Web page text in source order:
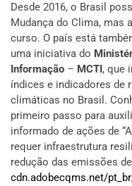
Desde 2016, o Brasil
Mudança do Clima, mas
curso. O país está
uma iniciativa do
Informação – MCTI, que
índices e indicadores de
climáticas no Brasil.
primeiro passo para
informado de ações de
requer infraestrutura
redução das emissões
cdn.adobecqms.net/